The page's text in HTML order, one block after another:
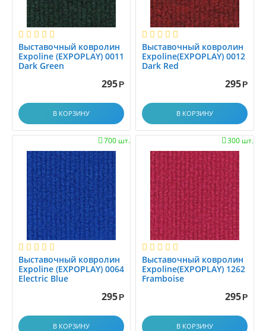
Выставочный ковролин
Expoline (EXPOPLAY) 0011
Dark Green
295 Р
В КОРЗИНУ
Выставочный ковролин
Expoline(EXPOPLAY) 0012
Dark Red
295 Р
В КОРЗИНУ
700 шт.

Выставочный ковролин
Expoline (EXPOPLAY) 0064
Electric Blue
295 Р
В КОРЗИНУ
300 шт.

Выставочный ковролин
Expoline(EXPOPLAY) 1262
Framboise
295 Р
В КОРЗИНУ